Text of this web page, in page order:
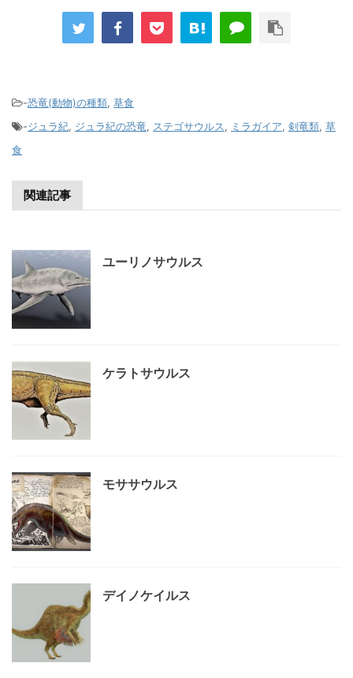
-恐竜(動物)の種類, 草食
-ジュラ紀, ジュラ紀の恐竜, ステゴサウルス, ミラガイア, 剣竜類, 草
食
関連記事
ユーリノサウルス
ケラトサウルス
モササウルス
デイノケイルス